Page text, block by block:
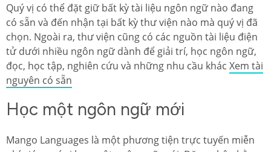
Quý vị có thể đặt giữ bất kỳ tài liệu ngôn ngữ nào đang
có sẵn và đến nhận tại bất kỳ thư viện nào mà quý vị đã
chọn. Ngoài ra, thư viện cũng có các nguồn tài liệu điện
tử dưới nhiều ngôn ngữ dành để giải trí, học ngôn ngữ,
đọc, học tập, nghiên cứu và những nhu cầu khác Xem tài
nguyên có sẵn
Học một ngôn ngữ mới
Mango Languages là một phương tiện trực tuyến miễn